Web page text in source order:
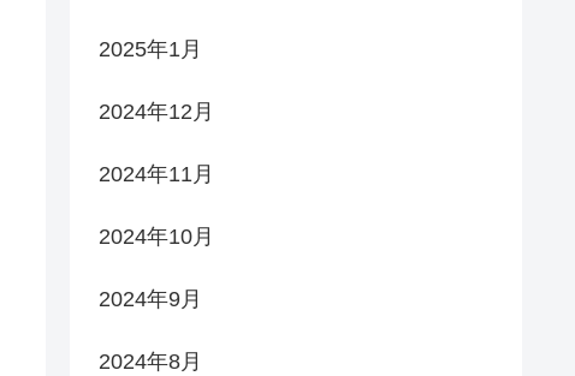
2025年1月
2024年12月
2024年11月
2024年10月
2024年9月
2024年8月